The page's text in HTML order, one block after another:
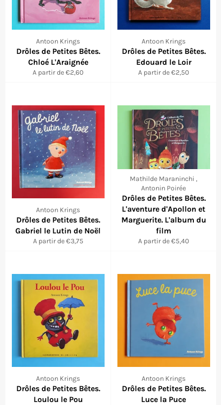
Antoon Krings
Drôles de Petites Bêtes.
Chloé L'Araignée
A partir de €2,60
Antoon Krings
Drôles de Petites Bêtes.
Edouard le Loir
A partir de €2,50
Antoon Krings
Drôles de Petites Bêtes.
Gabriel le Lutin de Noël
A partir de €3,75
Mathilde Maraninchi ,
Antonin Poirée
Drôles de Petites Bêtes.
L'aventure d'Apollon et
Marguerite. L'album du
film
A partir de €5,40
Antoon Krings
Drôles de Petites Bêtes.
Loulou le Pou
Antoon Krings
Drôles de Petites Bêtes.
Luce la Puce